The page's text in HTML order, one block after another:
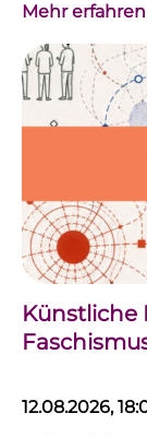
Mehr erfahren
Künstliche
12.08.2026,